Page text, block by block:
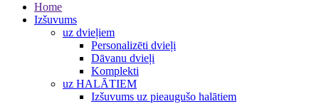
Home
Izšuvums
uz dvieļiem
Personalizēti dvieļi
Dāvanu dvieļi
Komplekti
uz HALĀTIEM
Izšuvums uz pieaugušo halātiem